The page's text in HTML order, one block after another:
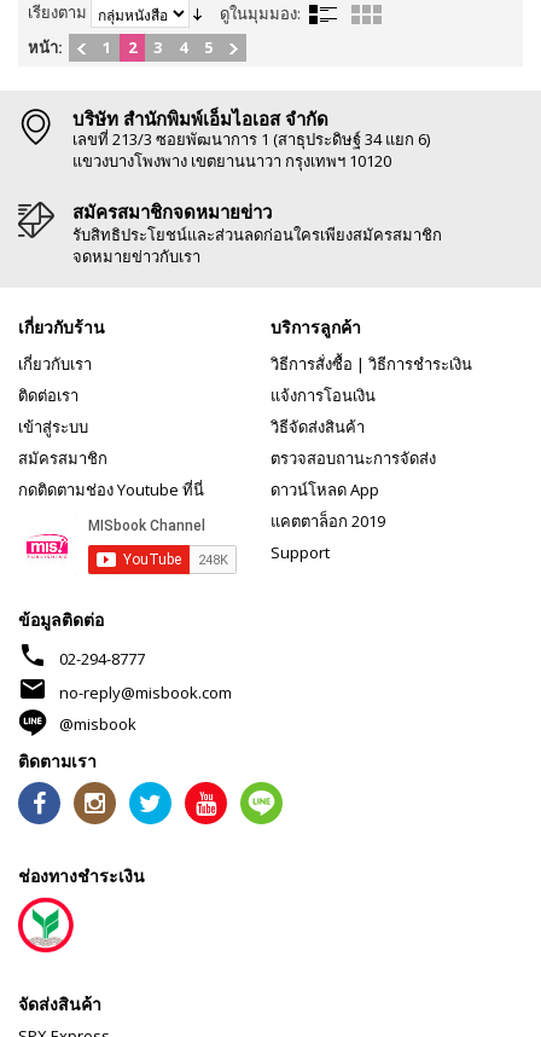
เรียงตาม
ดูในมุมมอง:
หน้า:
1 2 3 4 5
บริษัท สำนักพิมพ์เอ็มไอเอส จำกัด
เลขที่ 213/3 ซอยพัฒนาการ 1 (สาธุประดิษฐ์ 34 แยก 6)
แขวงบางโพงพาง เขตยานนาวา กรุงเทพฯ 10120
สมัครสมาชิกจดหมายข่าว
รับสิทธิประโยชน์และส่วนลดก่อนใครเพียงสมัครสมาชิก
จดหมายข่าวกับเรา
เกี่ยวกับร้าน
เกี่ยวกับเรา
ติดต่อเรา
เข้าสู่ระบบ
สมัครสมาชิก
กดติดตามช่อง Youtube ที่นี่
บริการลูกค้า
วิธีการสั่งซื้อ | วิธีการชำระเงิน
แจ้งการโอนเงิน
วิธีจัดส่งสินค้า
ตรวจสอบถานะการจัดส่ง
ดาวน์โหลด App
แคตตาล็อก 2019
Support
ข้อมูลติดต่อ
phone 02-294-8777
mail
no-reply@misbook.com
@misbook
ติดตามเรา
ช่องทางชำระเงิน
จัดส่งสินค้า